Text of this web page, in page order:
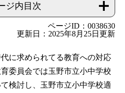
ジ内目次
ページID：0038630
更新日：2025年8月25日更新
に求められてる教育への対応
委員会では玉野市立小中学校
検討し、玉野市立小中学校適